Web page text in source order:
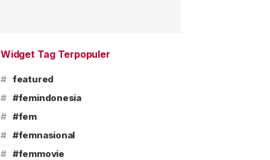
Widget Tag Terpopuler
# featured
# #femindonesia
# #fem
# #femnasional
# #femmovie